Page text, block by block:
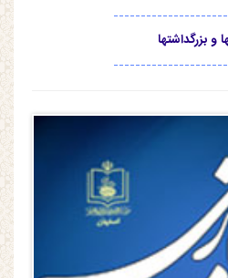
و بزرگداشتها